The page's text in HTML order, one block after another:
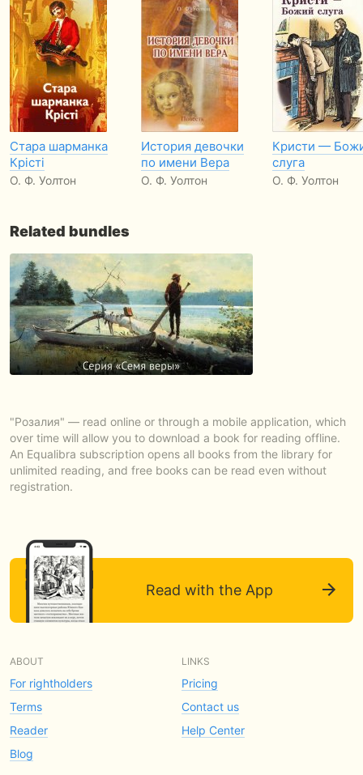
Стара шарманка
Крісті
О. Ф. Уолтон
История девочки
по имени Вера
О. Ф. Уолтон
Кристи —
слуга
О. Ф. Уолтон
Related bundles
"Розалия" — read online or through a mobile application, which
over time will allow you to download a book for reading offline.
An Equalibra subscription opens all books from the library for
unlimited reading, and free books can be read even without
registration.
Read with the App
ABOUT
For rightholders
Terms
Reader
Blog
LINKS
Pricing
Contact us
Help Center